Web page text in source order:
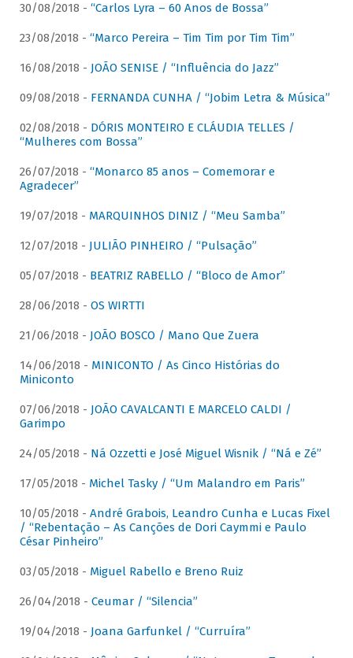
30/08/2018 - “Carlos Lyra – 60 Anos de Bossa”
23/08/2018 - “Marco Pereira – Tim Tim por Tim Tim”
16/08/2018 - JOÃO SENISE / “Influência do Jazz”
09/08/2018 - FERNANDA CUNHA / “Jobim Letra & Música”
02/08/2018 - DÓRIS MONTEIRO E CLÁUDIA TELLES /
“Mulheres com Bossa”
26/07/2018 - “Monarco 85 anos – Comemorar e
Agradecer”
19/07/2018 - MARQUINHOS DINIZ / “Meu Samba”
12/07/2018 - JULIÃO PINHEIRO / “Pulsação”
05/07/2018 - BEATRIZ RABELLO / “Bloco de Amor”
28/06/2018 - OS WIRTTI
21/06/2018 - JOÃO BOSCO / Mano Que Zuera
14/06/2018 - MINICONTO / As Cinco Histórias do
Miniconto
07/06/2018 - JOÃO CAVALCANTI E MARCELO CALDI /
Garimpo
24/05/2018 - Ná Ozzetti e José Miguel Wisnik / “Ná e Zé”
17/05/2018 - Michel Tasky / “Um Malandro em Paris”
10/05/2018 - André Grabois, Leandro Cunha e Lucas Fixel
/ “Rebentação – As Canções de Dori Caymmi e Paulo
César Pinheiro”
03/05/2018 - Miguel Rabello e Breno Ruiz
26/04/2018 - Ceumar / “Silencia”
19/04/2018 - Joana Garfunkel / “Curruíra”